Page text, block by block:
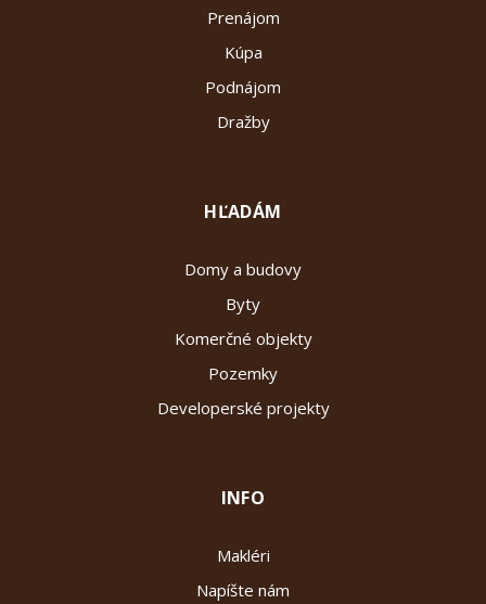
Prenájom
Kúpa
Podnájom
Dražby
HĽADÁM
Domy a budovy
Byty
Komerčné objekty
Pozemky
Developerské projekty
INFO
Makléri
Napíšte nám